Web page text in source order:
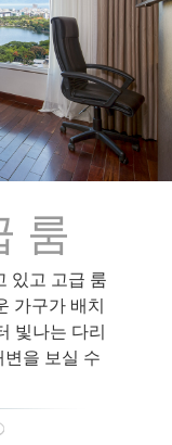
룸
있고 고급 룸
가구가 배치
빛나는 다리
을 보실 수